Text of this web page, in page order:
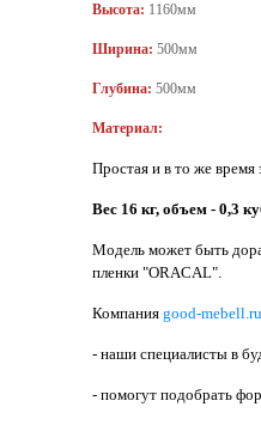
Высота: 1160мм
Ширина: 500мм
Глубина: 500мм
Материал:
Простая и в то же
Вес 16 кг, объем - 0,3
Модель может быть
пленки "ORACAL".
Компания good-mebell.ru
- наши специалисты в
- помогут подобрать